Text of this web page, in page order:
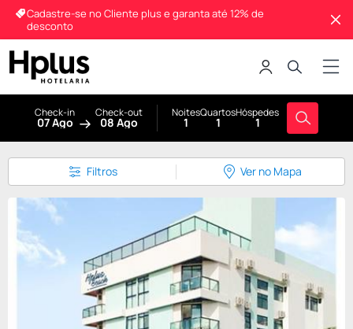
Cadastre-se no Cliente plus e garanta até 12% de
desconto
Check-in
07 Ago
Check-out
08 Ago
Noites
1
Quartos
1
Hóspedes
1
Filtros Ver no Mapa